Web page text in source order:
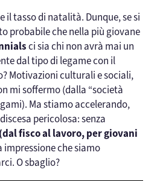
il tasso di natalità. Dunque, se si
probabile che nella più giovane
ci sia chi non avrà mai un
dal tipo di legame con il
Motivazioni culturali e sociali,
mi soffermo (dalla “società
Ma stiamo accelerando,
pericolosa: senza
fisco al lavoro, per giovani
impressione che siamo
O sbaglio?